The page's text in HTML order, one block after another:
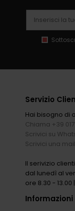
Servizio
Hai bisogno di
Chiama +39
Scrivici su
Scrivici una mail
Il serivizio
dal lunedì al
ore 8.30 - 13.00
Informazioni